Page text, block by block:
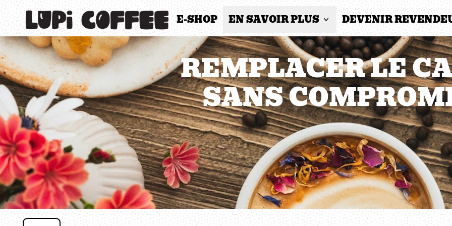
E-SHOP EN SAVOIR PLUS DEVENIR
REMPLACER LE
SANS